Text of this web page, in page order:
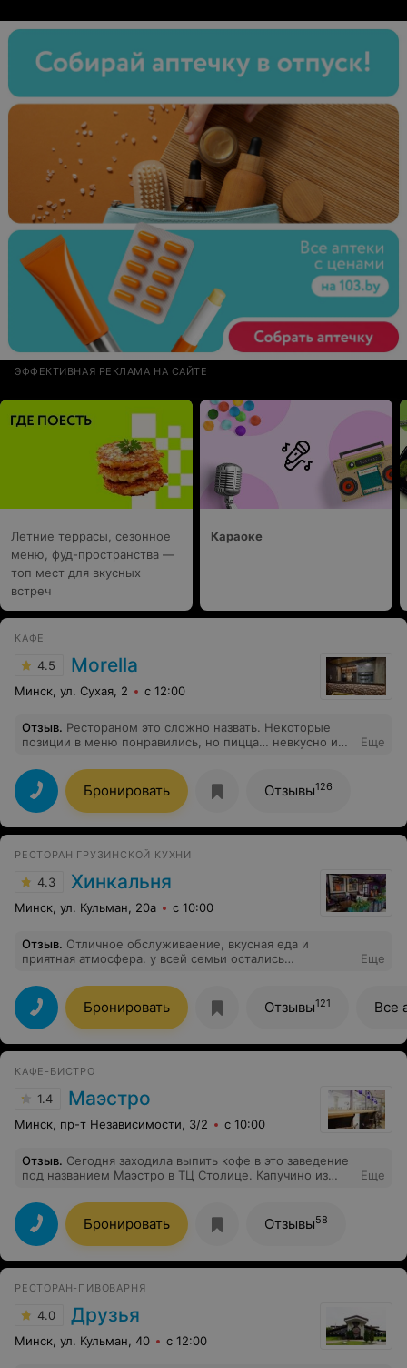
ЭФФЕКТИВНАЯ РЕКЛАМА НА САЙТЕ
Летние террасы, сезонное
меню, фуд-пространства —
топ мест для вкусных
встреч
Караоке
КАФЕ
4.5 Morella
Минск, ул. Сухая, 2 с 12:00
Отзыв. Рестораном это сложно назвать. Некоторые
позиции в меню понравились, но пицца… невкусно и
Еще
Бронировать Отзывы126
РЕСТОРАН ГРУЗИНСКОЙ КУХНИ
4.3 Хинкальня
Минск, ул. Кульман, 20а с 10:00
Отзыв. Отличное обслуживаение, вкусная еда и
приятная атмосфера. у всей семьи остались
Еще
Бронировать Отзывы121 Все
КАФЕ-БИСТРО
1.4 Маэстро
Минск, пр-т Независимости, 3/2 с 10:00
Отзыв. Сегодня заходила выпить кофе в это заведение
под названием Маэстро в ТЦ Столице. Капучино из
что-то похожее на кофе . Мерзость одним словом.
Администратор мужчина пытался убедить меня что это
хороший кофе. Обходите это заведение.
Еще
Бронировать Отзывы58
РЕСТОРАН-ПИВОВАРНЯ
4.0 Друзья
Минск, ул. Кульман, 40 с 12:00